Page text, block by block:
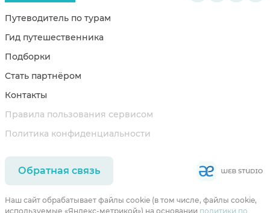
Путеводитель по турам
Гид путешественника
Подборки
Стать партнёром
Контакты
Правила пользования сервисом
Политика конфиденциальности
Обратная связь
Наш сайт обрабатывает файлы cookie (в том числе, файлы cookie,
используемые «Яндекс-метрикой») на основании политики по